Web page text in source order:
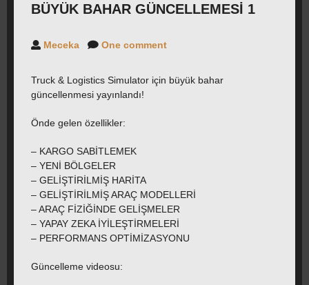
BÜYÜK BAHAR GÜNCELLEMESI 1
Meceka One comment
Truck & Logistics Simulator için büyük bahar
güncellenmesi yayınlandı!
Önde gelen özellikler:
– KARGO SABİTLEMEK
– YENİ BÖLGELER
– GELİŞTİRİLMİŞ HARİTA
– GELİŞTİRİLMİŞ ARAÇ MODELLERİ
– ARAÇ FİZİĞİNDE GELİŞMELER
– YAPAY ZEKA İYİLEŞTİRMELERİ
– PERFORMANS OPTİMİZASYONU
Güncelleme videosu: